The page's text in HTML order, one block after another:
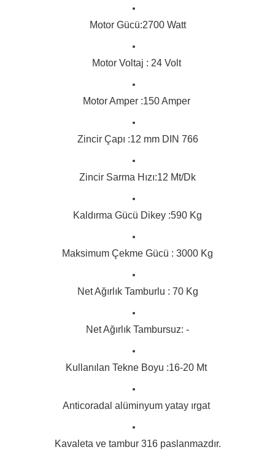
Motor Gücü:2700 Watt
Motor Voltaj : 24 Volt
Motor Amper :150 Amper
Zincir Çapı :12 mm DIN 766
Zincir Sarma Hızı:12 Mt/Dk
Kaldırma Gücü Dikey :590 Kg
Maksimum Çekme Gücü : 3000 Kg
Net Ağırlık Tamburlu : 70 Kg
Net Ağırlık Tambursuz: -
Kullanılan Tekne Boyu :16-20 Mt
Anticoradal alüminyum yatay ırgat
Kavaleta ve tambur 316 paslanmazdır.